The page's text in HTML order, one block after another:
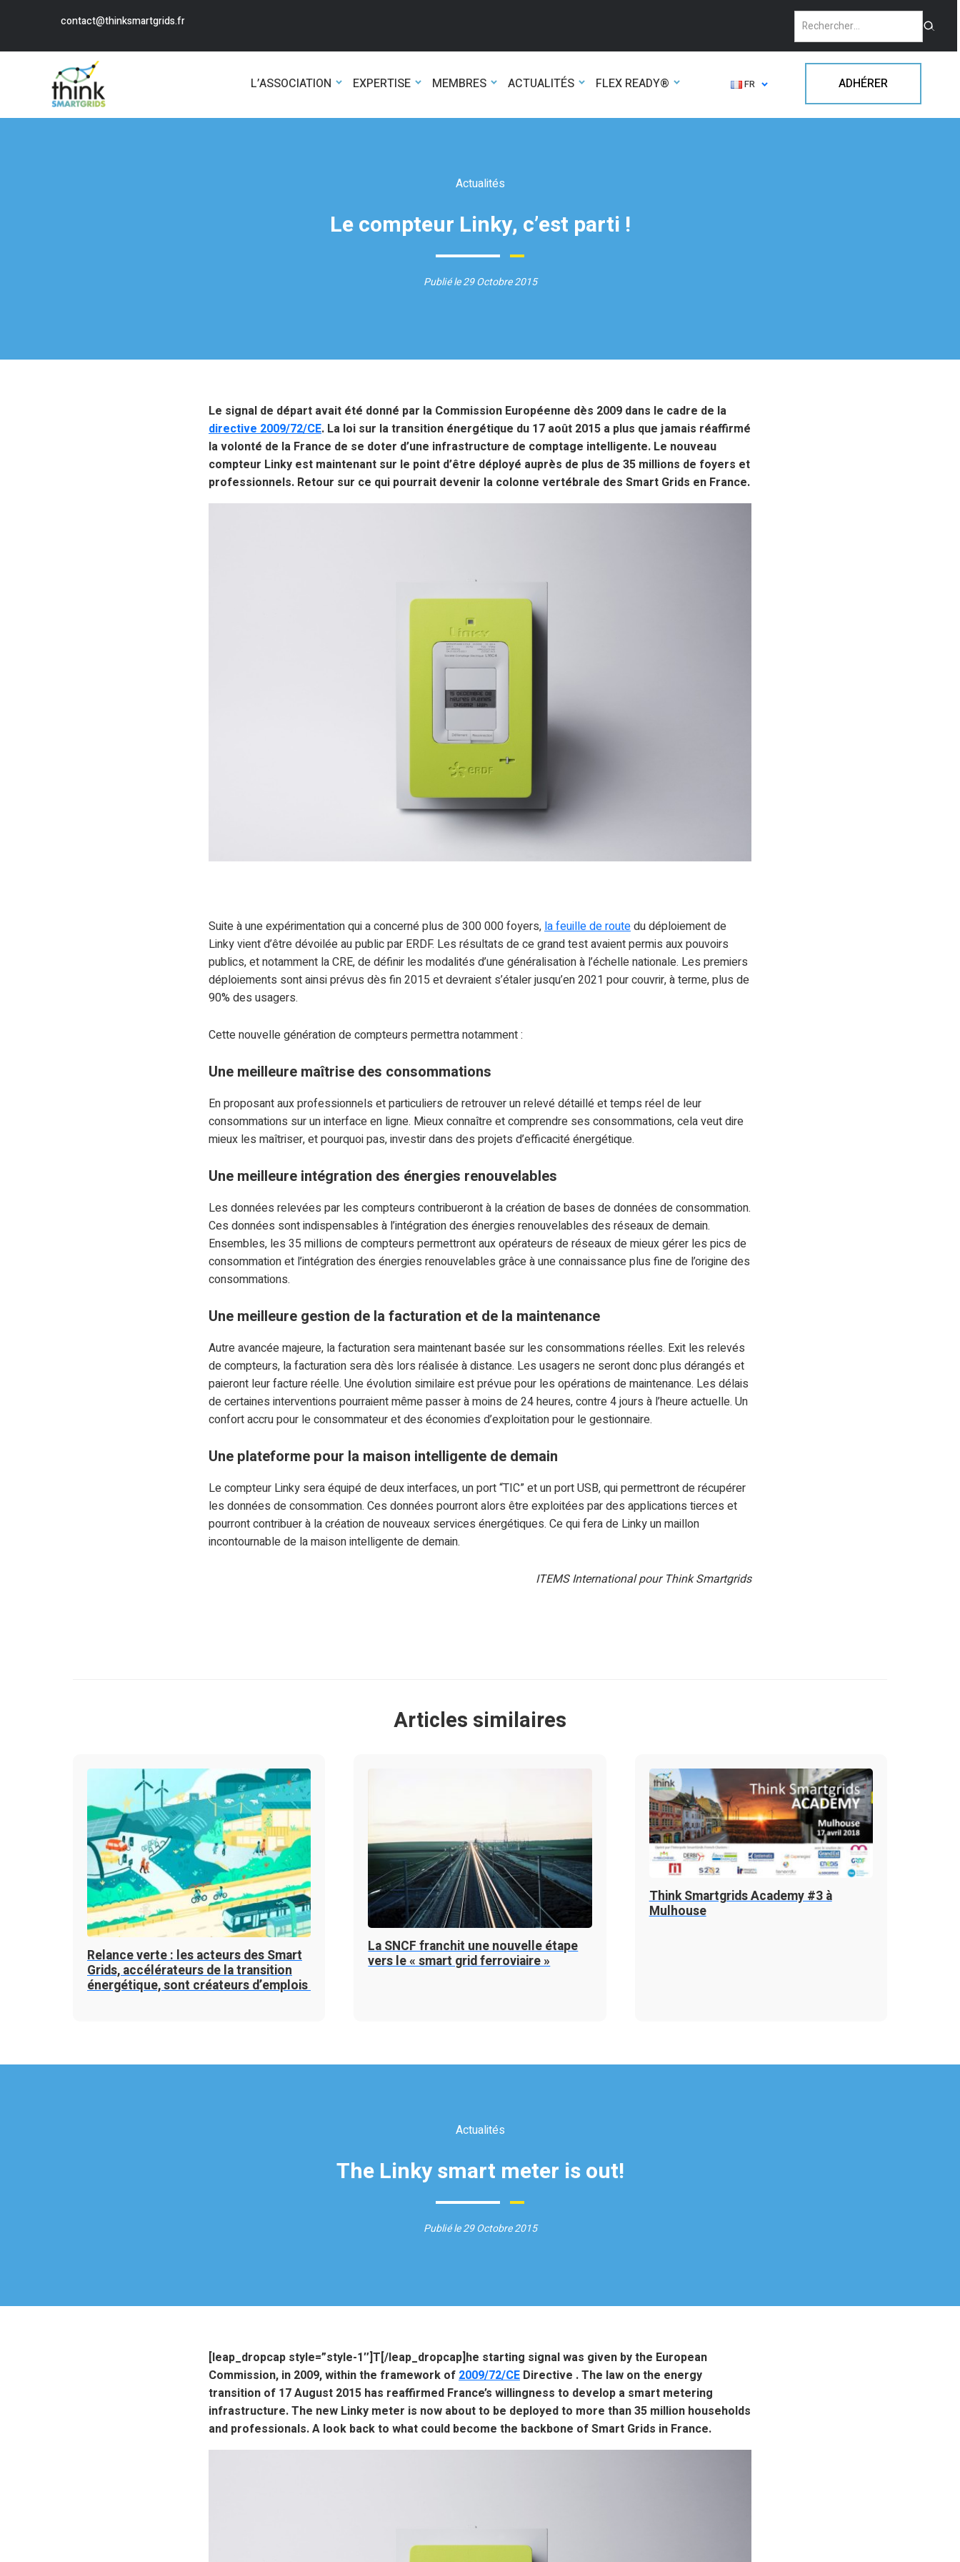
contact@thinksmartgrids.fr
L’ASSOCIATION EXPERTISE MEMBRES ACTUALITÉS FLEX READY® FR ADHÉRER
Actualités
Le compteur Linky, c’est parti !
Publié le 29 Octobre 2015
Le signal de départ avait été donné par la Commission Européenne dès 2009 dans le cadre de la
directive 2009/72/CE. La loi sur la transition énergétique du 17 août 2015 a plus que jamais réaffirmé
la volonté de la France de se doter d’une infrastructure de comptage intelligente. Le nouveau
compteur Linky est maintenant sur le point d’être déployé auprès de plus de 35 millions de foyers et
professionnels. Retour sur ce qui pourrait devenir la colonne vertébrale des Smart Grids en France.
Suite à une expérimentation qui a concerné plus de 300 000 foyers,la feuille de routedu déploiement de
Linky vient d’être dévoilée au public par ERDF. Les résultats de ce grand test avaient permis aux pouvoirs
publics, et notamment la CRE, de définir les modalités d’une généralisation à l’échelle nationale. Les premiers
déploiements sont ainsi prévus dès fin 2015 et devraient s’étaler jusqu’en 2021 pour couvrir, à terme, plus de
90% des usagers.
Cette nouvelle génération de compteurs permettra notamment :
Une meilleure maîtrise des consommations
En proposant aux professionnels et particuliers de retrouver un relevé détaillé et temps réel de leur
consommations sur un interface en ligne. Mieux connaître et comprendre ses consommations, cela veut dire
mieux les maîtriser, et pourquoi pas, investir dans des projets d’efficacité énergétique.
Une meilleure intégration des énergies renouvelables
Les données relevées par les compteurs contribueront à la création de bases de données de consommation.
Ces données sont indispensables à l’intégration des énergies renouvelables des réseaux de demain.
Ensembles, les 35 millions de compteurs permettront aux opérateurs de réseaux de mieux gérer les pics de
consommation et l’intégration des énergies renouvelables grâce à une connaissance plus fine de l’origine des
consommations.
Une meilleure gestion de la facturation et de la maintenance
Autre avancée majeure, la facturation sera maintenant basée sur les consommations réelles. Exit les relevés
de compteurs, la facturation sera dès lors réalisée à distance. Les usagers ne seront donc plus dérangés et
paieront leur facture réelle. Une évolution similaire est prévue pour les opérations de maintenance. Les délais
de certaines interventions pourraient même passer à moins de 24 heures, contre 4 jours à l’heure actuelle. Un
confort accru pour le consommateur et des économies d’exploitation pour le gestionnaire.
Une plateforme pour la maison intelligente de demain
Le compteur Linky sera équipé de deux interfaces, un port “TIC” et un port USB, qui permettront de récupérer
les données de consommation. Ces données pourront alors être exploitées par des applications tierces et
pourront contribuer à la création de nouveaux services énergétiques. Ce qui fera de Linky un maillon
incontournable de la maison intelligente de demain.
ITEMS International pour Think Smartgrids
Articles similaires
Relance verte : les acteurs des Smart
Grids, accélérateurs de la transition
énergétique, sont créateurs d’emplois
La SNCF franchit une nouvelle étape
vers le « smart grid ferroviaire »
Think Smartgrids Academy #3 à
Mulhouse
Actualités
The Linky smart meter is out!
Publié le 29 Octobre 2015
[leap_dropcap style=”style-1″]T[/leap_dropcap]he starting signal was given by the European
Commission, in 2009, within the framework of2009/72/CE Directive . The law on the energy
transition of 17 August 2015 has reaffirmed France’s willingness to develop a smart metering
infrastructure. The new Linky meter is now about to be deployed to more than 35 million households
and professionals. A look back to what could become the backbone of Smart Grids in France.